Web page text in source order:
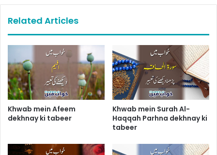
Related Articles
Khwab mein Afeem
dekhnay ki tabeer
Khwab mein Surah Al-
Haqqah Parhna dekhnay ki
tabeer